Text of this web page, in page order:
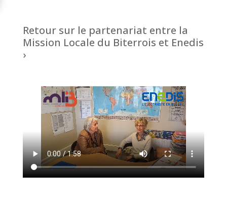
Retour sur le partenariat entre la
Mission Locale du Biterrois et Enedis
›